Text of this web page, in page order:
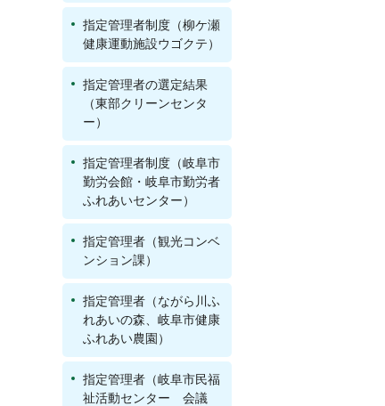
指定管理者制度（柳ケ瀬
健康運動施設ウゴクテ）
指定管理者の選定結果
（東部クリーンセンタ
ー）
指定管理者制度（岐阜市
勤労会館・岐阜市勤労者
ふれあいセンター）
指定管理者（観光コンベ
ンション課）
指定管理者（ながら川ふ
れあいの森、岐阜市健康
ふれあい農園）
指定管理者（岐阜市民福
祉活動センター 会議